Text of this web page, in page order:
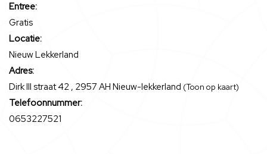
Entree:
Gratis
Locatie:
Nieuw Lekkerland
Adres:
Dirk III straat 42 , 2957 AH Nieuw-lekkerland (Toon op kaart)
Telefoonnummer:
0653227521